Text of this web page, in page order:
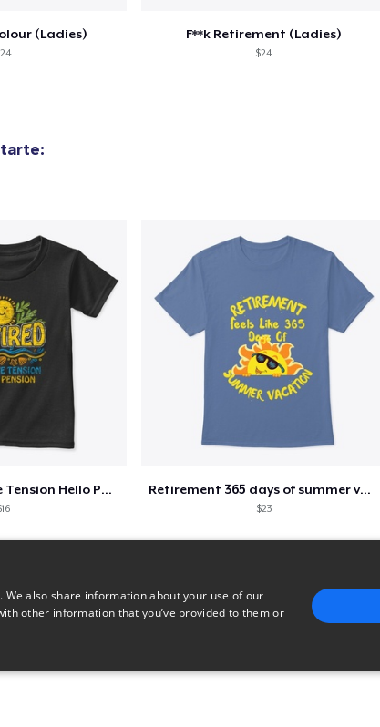
(Ladies) F**k Retirement (Ladies)
$24
Retired - Goodbye Tension Hello Pension Retirement 365 days of summer vacation
$23
also share information about your use of our
other information that you’ve provided to them or